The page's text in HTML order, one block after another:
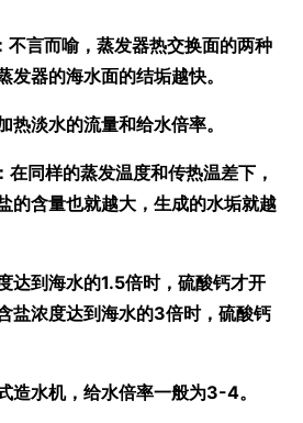
言而喻，蒸发器热交换面的两种
发器的海水面的结垢越快。
热淡水的流量和给水倍率。
同样的蒸发温度和传热温差下，
的含量也就越大，生成的水垢就越
达到海水的1.5倍时，硫酸钙才开
盐浓度达到海水的3倍时，硫酸钙
造水机，给水倍率一般为3-4。